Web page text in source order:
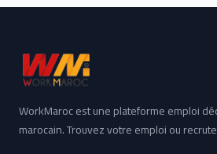
WorkMaroc est une plateforme emploi
marocain. Trouvez votre emploi ou